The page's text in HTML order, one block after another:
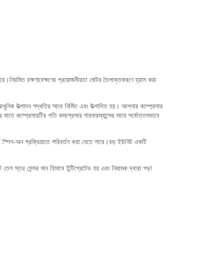
রক্ষণাবেক্ষণের প্রয়োজনীয়তা মোটর তৈলাক্তকরণে হ্রাস করা
উত্পাদন পদ্ধতির সাথে নির্মিত এবং উত্পাদিত হয়। আপনার কম্প্রেসার
কম্প্রেসারটির গতি কমপ্রেসার পারফরম্যান্সের সাথে সর্বোত্তমভাবে
অন প্রক্রিয়াতে পরিবর্তন করা যেতে পারে।বড় ইউনিট একটি
স্তর সেন্সর মান হিসাবে ইন্টিগ্রেটেড হয় এবং নিয়ামক দ্বারা পড়া